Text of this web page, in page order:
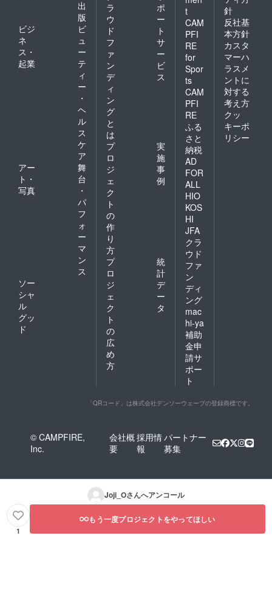
出
版
ビジ
ネ
ス・
起業
ビ
ュ
ー
テ
ィ
ー
・
ヘ
ル
ス
ケ
ア
アー
ト・
写真
舞
台
・
パ
フ
ォ
ー
マ
ン
ス
ソー
シャ
ル
グッ
ド
ラ
ウ
ド
フ
ァ
ン
デ
ィ
ン
グ
と
は
ポ
ー
ト
サ
ー
ビ
ス
プ
ロ
ジ
ェ
ク
ト
の
作
り
方
実
施
事
例
プ
ロ
ジ
ェ
ク
ト
の
広
め
方
統
計
デ
ー
タ
t
CAM
PFI
RE
for
Spor
ts
CAM
PFI
RE
ふる
さと
納税
AD
FOR
ALL
HIO
KOS
HI
JFA
クラ
ウド
ファ
ン
ディ
ング
mac
hi-ya
補助
金申
請サ
ポー
ト
針
反社基
本方針
カスタ
マーハ
ラスメ
ントに
対する
考え方
クッ
キーポ
リシー
「QRコード」は株式会社デンソーウェーブの登録商標です。
© CAMPFIRE,
Inc.
会社概
要
採用情
報
パートナー
募集
Joji_Oさんへアンコール
1
もう一度プロジェクトをやってほしい